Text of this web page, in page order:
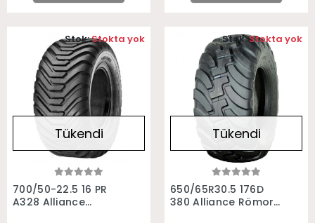
Stokta Yok
Tükendi
700/50-22.5 16 PR
A328 Alliance
Stok:Stokta yok
Stokta Yok
Tükendi
650/65R30.5 176D
380 Alliance Römork
Stok:Stokta yok